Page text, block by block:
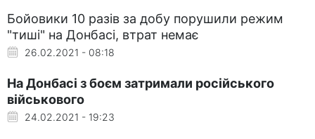
Бойовики 10 разів за добу порушили режим
"тиші" на Донбасі, втрат немає
26.02.2021 - 08:18
На Донбасі з боєм затримали російського
військового
24.02.2021 - 19:23